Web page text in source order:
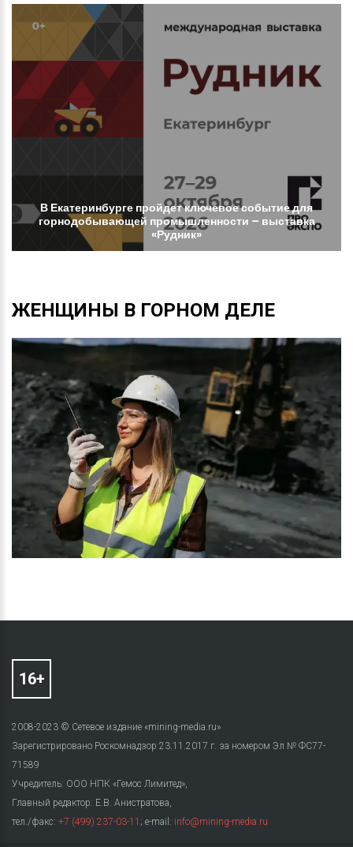
В Екатеринбурге пройдетключевоесобытиедля
горнодобывающей промышленности – выставка
«Рудник»
ЖЕНЩИНЫ В ГОРНОМ ДЕЛЕ
2008-2023 © Сетевое издание «mining-media.ru»
Зарегистрировано Роскомнадзор 23.11.2017 г. за номером Эл № ФС77-
71589
Учредитель: ООО НПК «Гемос Лимитед»,
Главный редактор: Е.В. Анистратова,
тел./факс: +7 (499) 237-03-11 ; e-mail: info@mining-media.ru